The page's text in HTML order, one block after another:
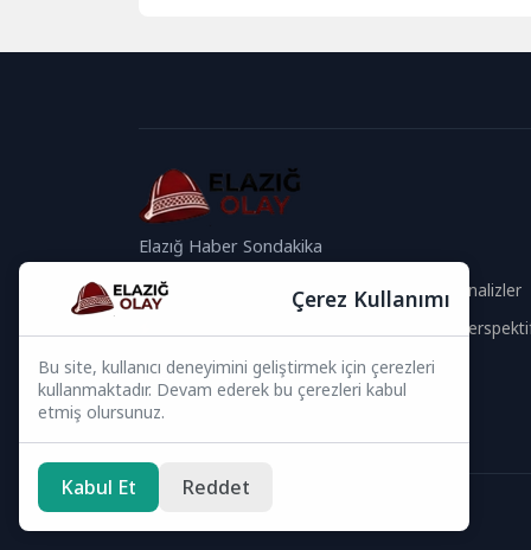
Elazığ Haber Sondakika
Güncel Analizler
Global
Bizi Takip Edin
Çerez Kullanımı
Bu site, kullanıcı deneyimini geliştirmek için çerezleri
kullanmaktadır. Devam ederek bu çerezleri kabul
etmiş olursunuz.
Kabul Et Reddet